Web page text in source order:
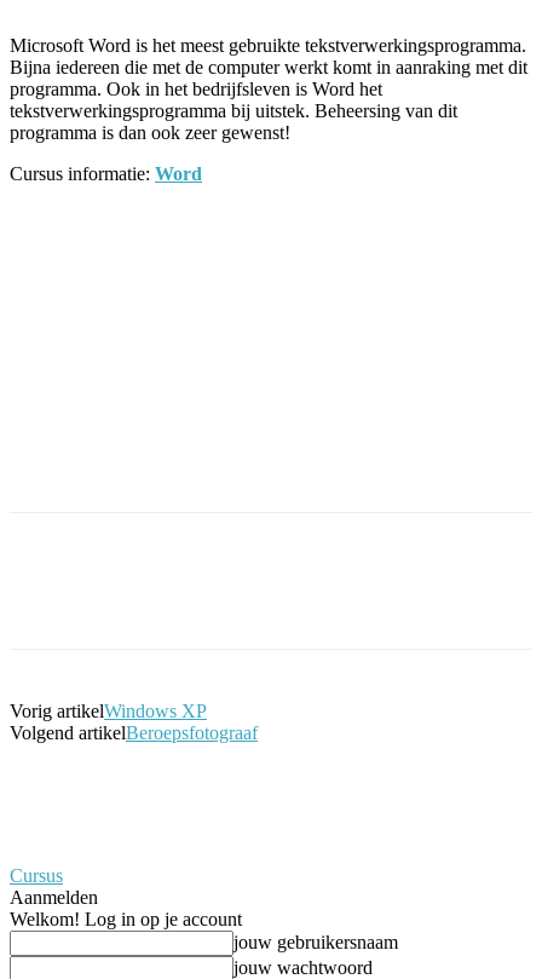
Microsoft Word is het meest gebruikte tekstverwerkingsprogramma.
Bijna iedereen die met de computer werkt komt in aanraking met dit
programma. Ook in het bedrijfsleven is Word het
tekstverwerkingsprogramma bij uitstek. Beheersing van dit
programma is dan ook zeer gewenst!
Cursus informatie: Word
Vorig artikelWindows XP
Volgend artikelBeroepsfotograaf
Cursus
Aanmelden
Welkom! Log in op je account
jouw gebruikersnaam
jouw wachtwoord